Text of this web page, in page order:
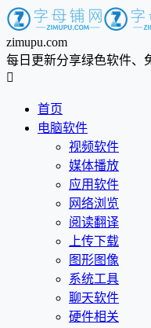
zimupu.com
每日更新分享绿色软件、

首页
电脑软件
视频软件
媒体播放
应用软件
网络浏览
阅读翻译
上传下载
图形图像
系统工具
聊天软件
硬件相关